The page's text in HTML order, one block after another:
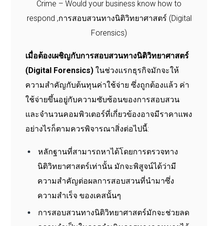
เมื่อต้องเผชิญกับการสอบสวนทางนิติวิทยาศาสตร์
(Digital Forensics) ในช่วงแรกธุรกิจมักจะให้
ความสำคัญกับต้นทุนค่าใช้จ่าย ซึ่งถูกต้องแล้ว ค่า
ใช้จ่ายขึ้นอยู่กับความซับซ้อนของการสอบสวน
และจำนวนคอมพิวเตอร์ที่เกี่ยวข้องอาจมีราคาแพง
อย่างไรก็ตามควรพิจารณาสิ่งต่อไปนี้:
หลักฐานที่สามารถหาได้โดยการตรวจทาง
นิติวิทยาศาสตร์เท่านั้น มักจะพิสูจน์ได้ว่ามี
ความสำคัญต่อผลการสอบสวนที่นำมาซึ่ง
ความสำเร็จ ของเคสนั้นๆ
การสอบสวนทางนิติวิทยาศาสตร์มักจะช่วยลด